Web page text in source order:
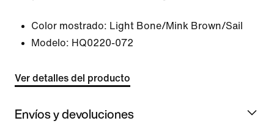
Color mostrado: Light Bone/Mink Brown/Sail
Modelo: HQ0220-072
Ver detalles del producto
Envíos y devoluciones